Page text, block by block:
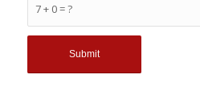
7 + 0 = ?